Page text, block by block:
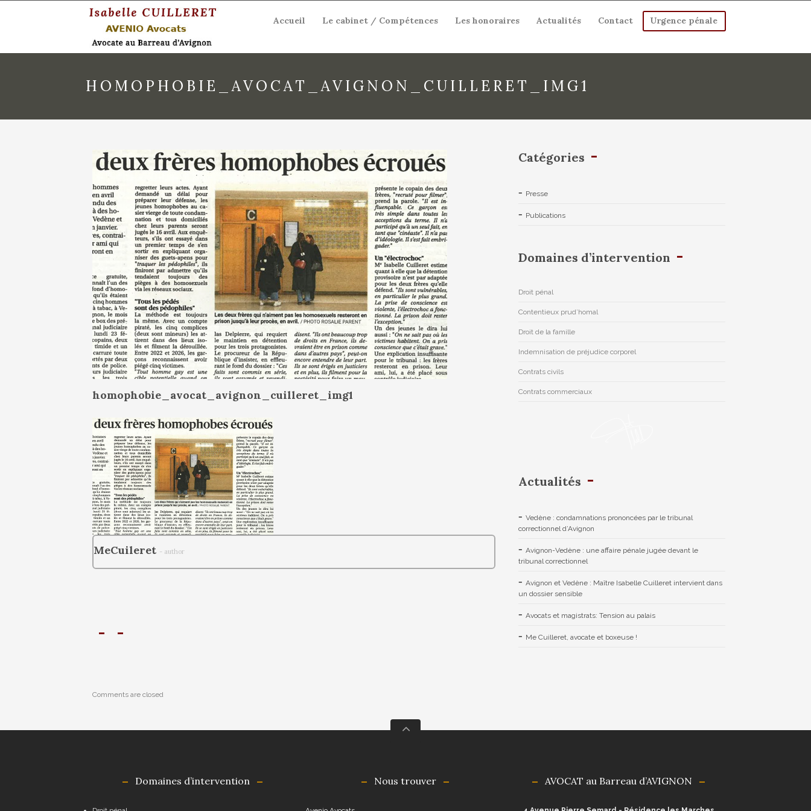
Accueil Le cabinet / Compétences Les honoraires Actualités Contact Urgence pénale
HOMOPHOBIE_AVOCAT_AVIGNON_CUILLERET_IMG1
homophobie_avocat_avignon_cuilleret_img1
MeCuileret - author
Comments are closed
Catégories
Presse
Publications
Domaines d’intervention
Droit pénal
Contentieux prud’homal
Droit de la famille
Indemnisation de préjudice corporel
Contrats civils
Contrats commerciaux
Actualités
Vedène : condamnations prononcées par le tribunal
correctionnel d’Avignon
Avignon-Vedène : une affaire pénale jugée devant le
tribunal correctionnel
Avignon et Vedène : Maître Isabelle Cuilleret intervient dans
un dossier sensible
Avocats et magistrats: Tension au palais
Me Cuilleret, avocate et boxeuse !
Domaines d’intervention Nous trouver AVOCAT au Barreau d’AVIGNON